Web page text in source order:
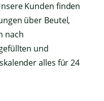
Kunden finden
über Beutel,
nach
und
alles für 24